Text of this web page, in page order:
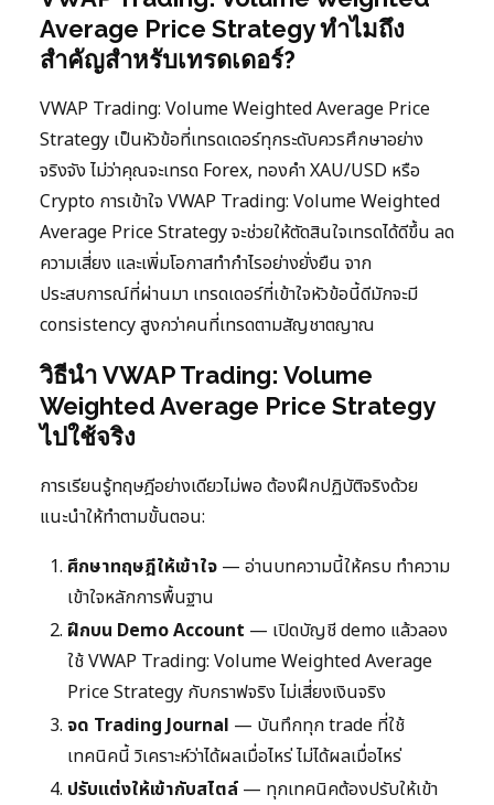
Average Price Strategy ทำไมถึง
สำคัญสำหรับเทรดเดอร์?
VWAP Trading: Volume Weighted Average Price
Strategy เป็นหัวข้อที่เทรดเดอร์ทุกระดับควรศึกษาอย่าง
จริงจัง ไม่ว่าคุณจะเทรด Forex, ทองคำ XAU/USD หรือ
Crypto การเข้าใจ VWAP Trading: Volume Weighted
Average Price Strategy จะช่วยให้ตัดสินใจเทรดได้ดีขึ้น ลด
ความเสี่ยง และเพิ่มโอกาสทำกำไรอย่างยั่งยืน จาก
ประสบการณ์ที่ผ่านมา เทรดเดอร์ที่เข้าใจหัวข้อนี้ดีมักจะมี
consistency สูงกว่าคนที่เทรดตามสัญชาตญาณ
วิธีนำ VWAP Trading: Volume
Weighted Average Price Strategy
ไปใช้จริง
การเรียนรู้ทฤษฎีอย่างเดียวไม่พอ ต้องฝึกปฏิบัติจริงด้วย
แนะนำให้ทำตามขั้นตอน:
ศึกษาทฤษฎีให้เข้าใจ — อ่านบทความนี้ให้ครบ ทำความ
เข้าใจหลักการพื้นฐาน
ฝึกบน Demo Account — เปิดบัญชี demo แล้วลอง
ใช้ VWAP Trading: Volume Weighted Average
Price Strategy กับกราฟจริง ไม่เสี่ยงเงินจริง
จด Trading Journal — บันทึกทุก trade ที่ใช้
เทคนิคนี้ วิเคราะห์ว่าได้ผลเมื่อไหร่ ไม่ได้ผลเมื่อไหร่
ปรับแต่งให้เข้ากับสไตล์ — ทุกเทคนิคต้องปรับให้เข้า